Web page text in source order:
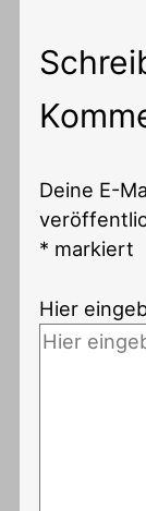
Deine E-
* markiert
Hier